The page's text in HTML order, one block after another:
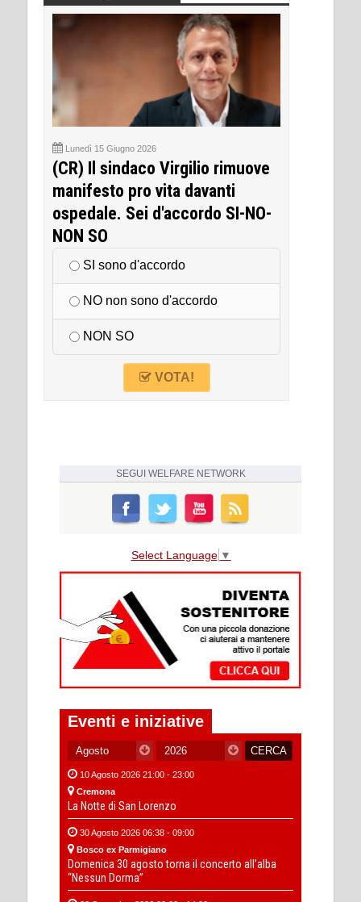
Lunedì 15 Giugno 2026
(CR) Il sindaco Virgilio rimuove
manifesto pro vita davanti
ospedale. Sei d'accordo SI-NO-
NON SO
SI sono d'accordo
NO non sono d'accordo
NON SO
VOTA!
SEGUI WELFARE NETWORK
Select Language ▼
Eventi e iniziative
10 Agosto 2026 21:00 - 23:00
Cremona
La Notte di San Lorenzo
30 Agosto 2026 06:38 - 09:00
Bosco ex Parmigiano
Domenica 30 agosto torna il concerto all’alba
“Nessun Dorma”